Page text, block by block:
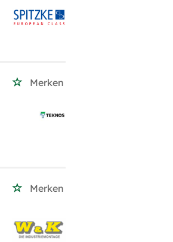
Merken
Merken